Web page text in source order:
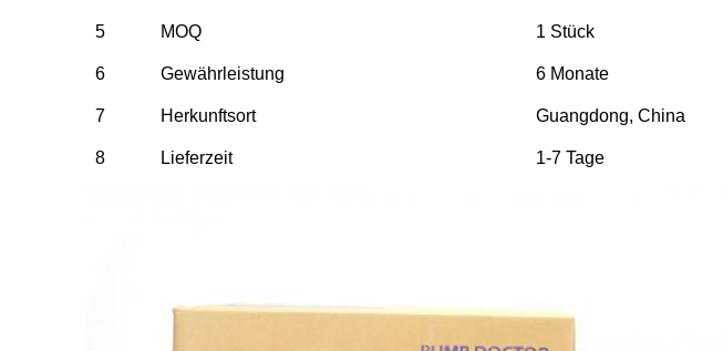
5 MOQ 1 Stück
6 Gewährleistung 6 Monate
7 Herkunftsort Guangdong, China
8 Lieferzeit 1-7 Tage